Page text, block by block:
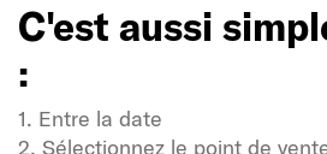
C'est aussi
:
1. Entre la date
2. Sélectionnez le point de